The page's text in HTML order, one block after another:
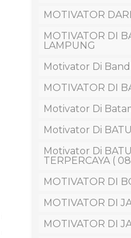
MOTIVATOR
MOTIVATOR DI
LAMPUNG
Motivator Di
MOTIVATOR DI
Motivator Di
Motivator Di
Motivator Di
TERPERCAYA (
MOTIVATOR DI
MOTIVATOR DI
MOTIVATOR DI